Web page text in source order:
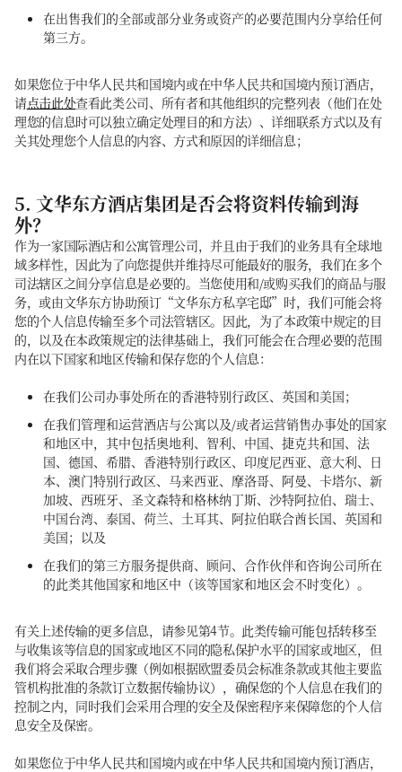
在出售我们的全部或部分业务或资产的必要范围内分享给任何
第三方。
如果您位于中华人民共和国境内或在中华人民共和国境内预订酒店，
请点击此处查看此类公司、所有者和其他组织的完整列表（他们在处
理您的信息时可以独立确定处理目的和方法）、详细联系方式以及有
关其处理您个人信息的内容、方式和原因的详细信息；
5. 文华东方酒店集团是否会将资料传输到海
外？
作为一家国际酒店和公寓管理公司，并且由于我们的业务具有全球地
域多样性，因此为了向您提供并维持尽可能最好的服务，我们在多个
司法辖区之间分享信息是必要的。当您使用和/或购买我们的商品与服
务，或由文华东方协助预订“文华东方私享宅邸”时，我们可能会将
您的个人信息传输至多个司法管辖区。因此，为了本政策中规定的目
的，以及在本政策规定的法律基础上，我们可能会在合理必要的范围
内在以下国家和地区传输和保存您的个人信息：
在我们公司办事处所在的香港特别行政区、英国和美国；
在我们管理和运营酒店与公寓以及/或者运营销售办事处的国家
和地区中，其中包括奥地利、智利、中国、捷克共和国、法
国、德国、希腊、香港特别行政区、印度尼西亚、意大利、日
本、澳门特别行政区、马来西亚、摩洛哥、阿曼、卡塔尔、新
加坡、西班牙、圣文森特和格林纳丁斯、沙特阿拉伯、瑞士、
中国台湾、泰国、荷兰、土耳其、阿拉伯联合酋长国、英国和
美国；以及
在我们的第三方服务提供商、顾问、合作伙伴和咨询公司所在
的此类其他国家和地区中（该等国家和地区会不时变化）。
有关上述传输的更多信息，请参见第4节。此类传输可能包括转移至
与收集该等信息的国家或地区不同的隐私保护水平的国家或地区，但
我们将会采取合理步骤（例如根据欧盟委员会标准条款或其他主要监
管机构批准的条款订立数据传输协议），确保您的个人信息在我们的
控制之内，同时我们会采用合理的安全及保密程序来保障您的个人信
息安全及保密。
如果您位于中华人民共和国境内或在中华人民共和国境内预订酒店，